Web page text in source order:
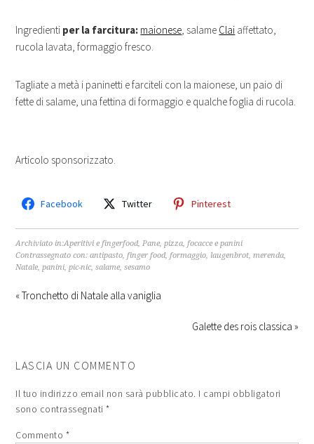
Ingredienti per la farcitura: maionese, salame Clai affettato,
rucola lavata, formaggio fresco.
Tagliate a metà i paninetti e farciteli con la maionese, un paio di
fette di salame, una fettina di formaggio e qualche foglia di rucola.
Articolo sponsorizzato.
Facebook Twitter Pinterest
Archiviato in:Aperitivi e fingerfood,Pane, pizza, focacce e panini
Contrassegnato con:antipasto,finger food,formaggio, laugenbrot,merenda,
Natale,panini,pic-nic,salame,sesamo
« Tronchetto di Natale alla vaniglia
Galette des rois classica »
LASCIA UN COMMENTO
Il tuo indirizzo email non sarà pubblicato. I campi obbligatori
sono contrassegnati*
Commento *